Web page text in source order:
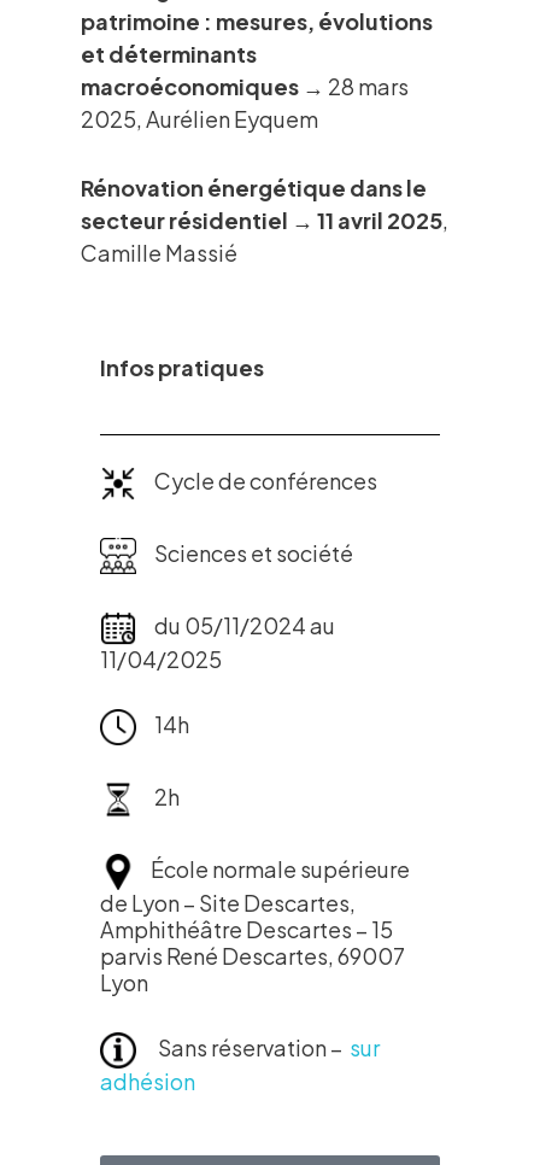
patrimoine : mesures, évolutions
et déterminants
macroéconomiques → 28 mars
2025, Aurélien Eyquem
Rénovation énergétique dans le
secteur résidentiel → 11 avril 2025,
Camille Massié
Infos pratiques
Cycle de conférences
Sciences et société
du 05/11/2024 au
11/04/2025
14h
2h
École normale supérieure
de Lyon – Site Descartes,
Amphithéâtre Descartes – 15
parvis René Descartes, 69007
Lyon
Sans réservation – sur
adhésion